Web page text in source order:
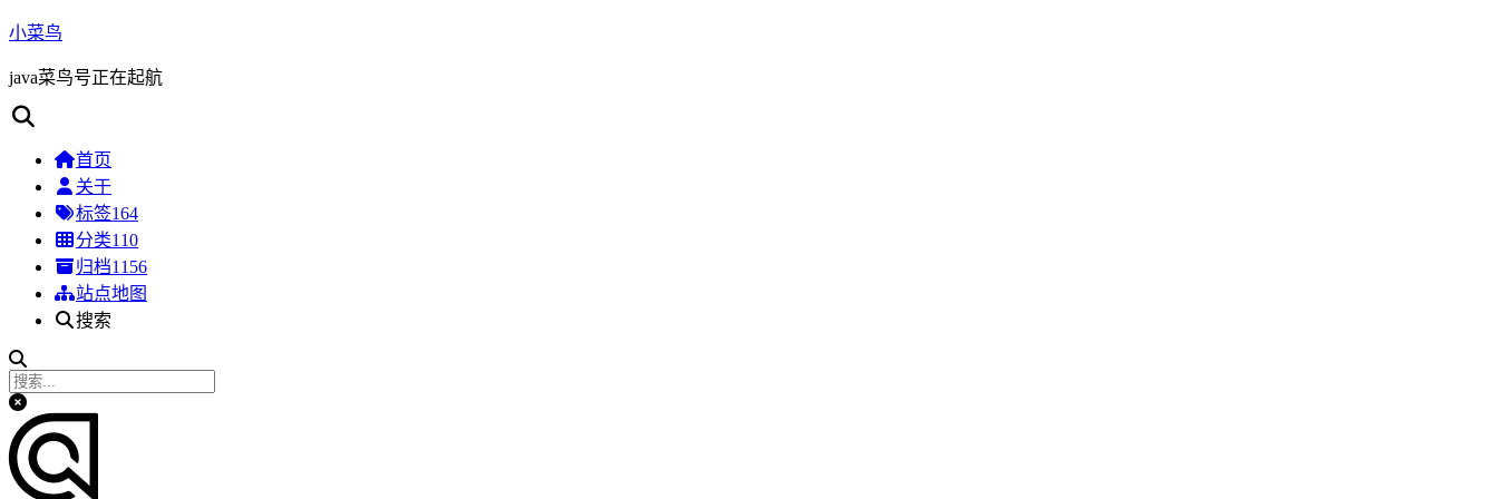
小菜鸟
java菜鸟号正在起航
首页
关于
标签164
分类110
归档1156
站点地图
搜索